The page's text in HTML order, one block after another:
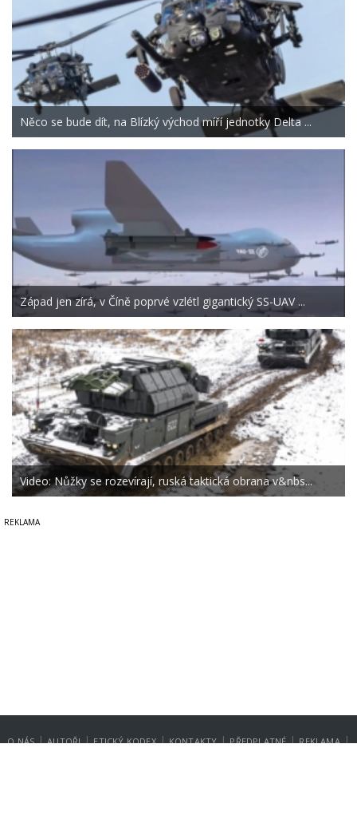
Něco se bude dít, na Blízký východ míří jednotky Delta ...
Západ jen zírá, v Číně poprvé vzlétl gigantický SS-UAV ...
Video: Nůžky se rozevírají, ruská taktická obrana v&nbs...
O NÁS | AUTOŘI | ETICKÝ KODEX | KONTAKTY | PŘEDPLATNÉ | REKLAMA |